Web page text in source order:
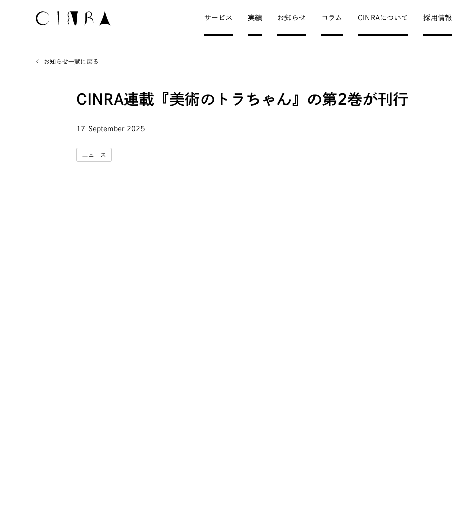
サービス 実績 お知らせ コラム CINRAについて 採用情報
お知らせ一覧に戻る
CINRA連載『美術のトラちゃん』の第2巻が刊行
17 September 2025
ニュース